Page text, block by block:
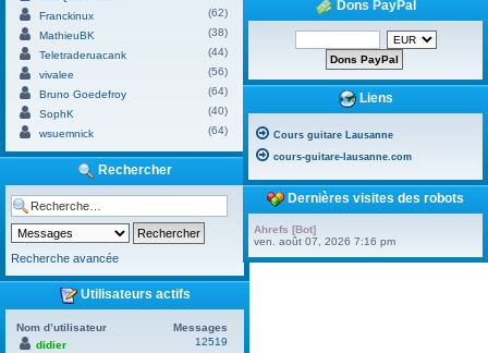
Franckinux
(62)
MathieuBK
(38)
Teletraderuacank
(44)
vivalee
(56)
Bruno Goedefroy
(64)
SophK
(40)
wsuemnick
(64)
Rechercher
Recherche avancée
Utilisateurs actifs
Nom d’utilisateur
Messages
didier
12519
Dons PayPal
Liens
Cours guitare Lausanne
cours-guitare-lausanne.com
Dernières visites des robots
Ahrefs [Bot]
ven. août 07, 2026 7:16 pm